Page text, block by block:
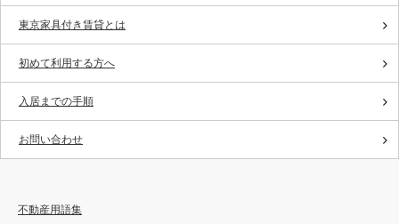
東京家具付き賃貸とは
初めて利用する方へ
入居までの手順
お問い合わせ
不動産用語集